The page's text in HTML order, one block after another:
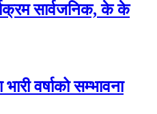
सार्वजनिक, के के
वर्षाको सम्भावना